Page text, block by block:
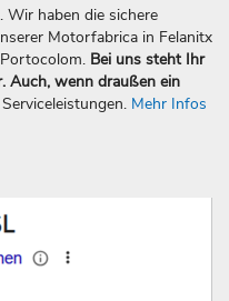
Wir haben die sichere
Motorfabrica in Felanitx
Bei uns steht Ihr
Auch, wenn draußen ein
Mehr Infos